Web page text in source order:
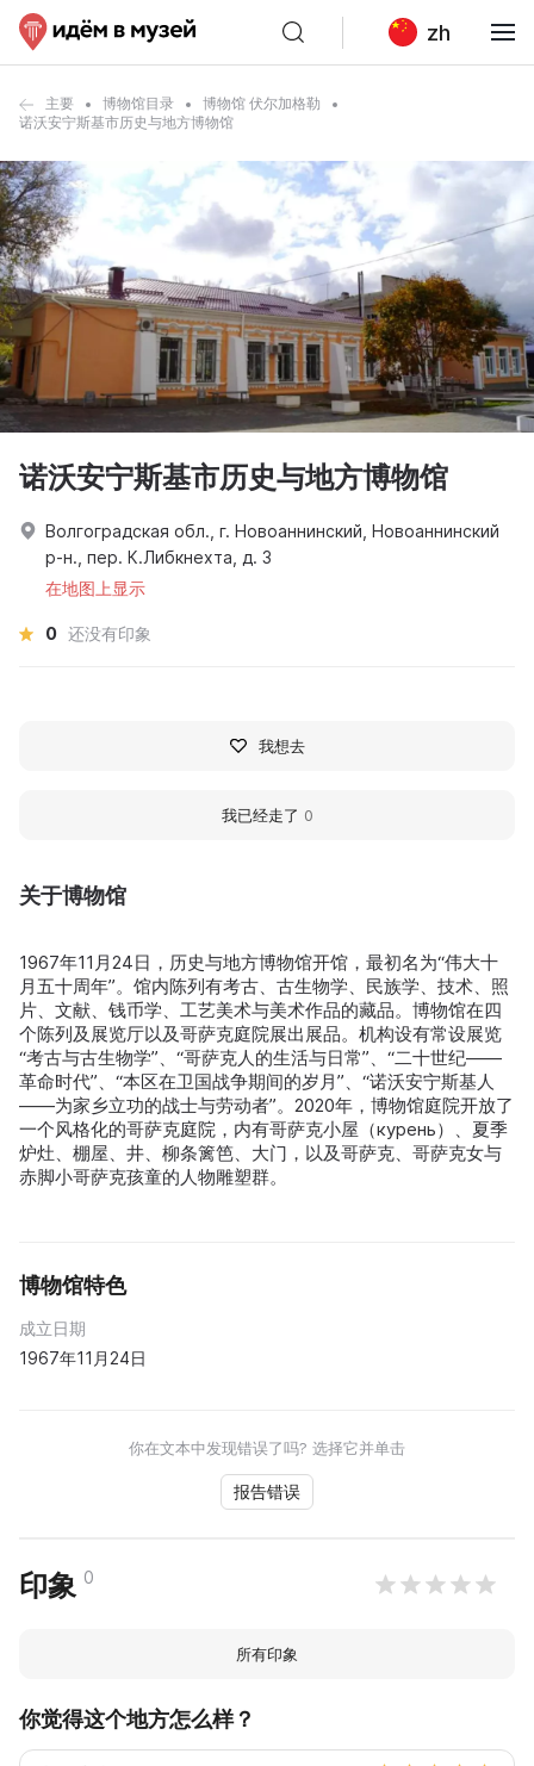
zh
主要 博物馆目录
博物馆 伏尔加格勒
诺沃安宁斯基市历史与地方博物馆
关于博物馆
1967年11月24日，历史与地方博物馆开馆，最初名为“伟大十
月五十周年”。馆内陈列有考古、古生物学、民族学、技术、照
片、文献、钱币学、工艺美术与美术作品的藏品。博物馆在四
个陈列及展览厅以及哥萨克庭院展出展品。机构设有常设展览
“考古与古生物学”、“哥萨克人的生活与日常”、“二十世纪——
革命时代”、“本区在卫国战争期间的岁月”、“诺沃安宁斯基人
——为家乡立功的战士与劳动者”。2020年，博物馆庭院开放了
一个风格化的哥萨克庭院，内有哥萨克小屋（курень）、夏季
炉灶、棚屋、井、柳条篱笆、大门，以及哥萨克、哥萨克女与
赤脚小哥萨克孩童的人物雕塑群。
博物馆特色
成立日期
1967年11月24日
你在文本中发现错误了吗? 选择它并单击
报告错误
印象 0
所有印象
你觉得这个地方怎么样？
诺沃安宁斯基市历史与地方博物馆
Волгоградская обл., г. Новоаннинский, Новоаннинский
р-н., пер. К.Либкнехта, д. 3
在地图上显示
0 还没有印象
我想去
我已经走了 0